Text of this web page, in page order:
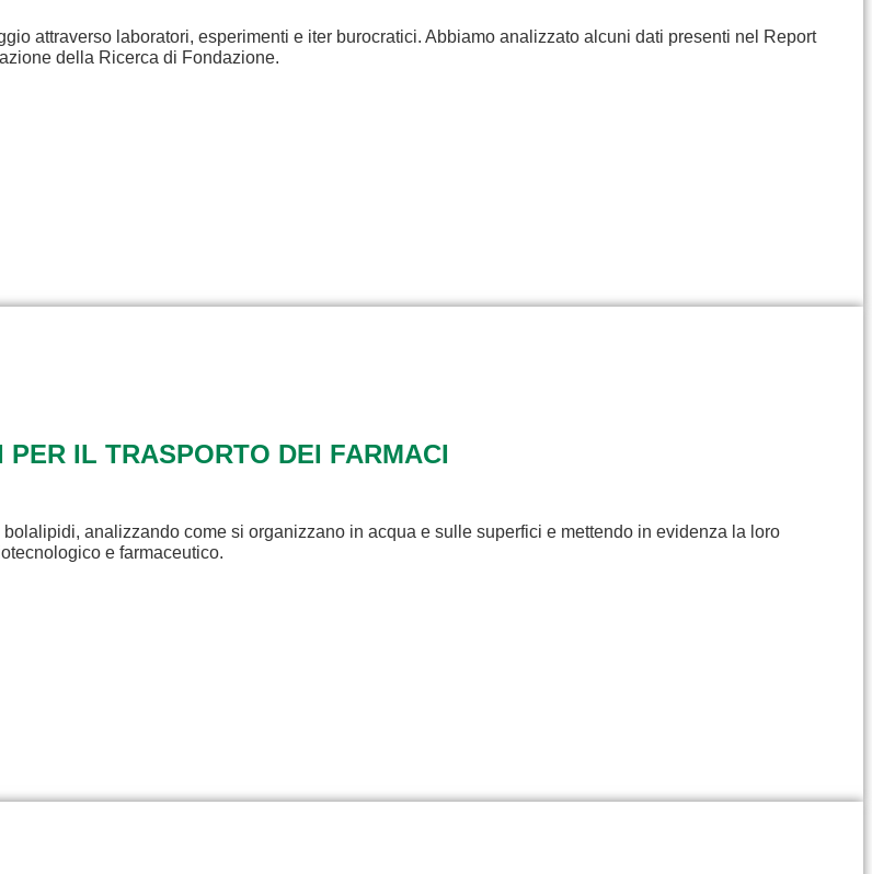
attraverso laboratori, esperimenti e iter burocratici. Abbiamo analizzato alcuni dati presenti nel Report
della Ricerca di Fondazione.
IL TRASPORTO DEI FARMACI
analizzando come si organizzano in acqua e sulle superfici e mettendo in evidenza la loro
e farmaceutico.